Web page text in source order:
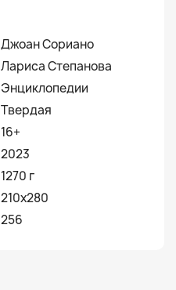
Джоан Сориано
Лариса Степанова
Энциклопедии
Твердая
16+
2023
1270 г
210х280
256